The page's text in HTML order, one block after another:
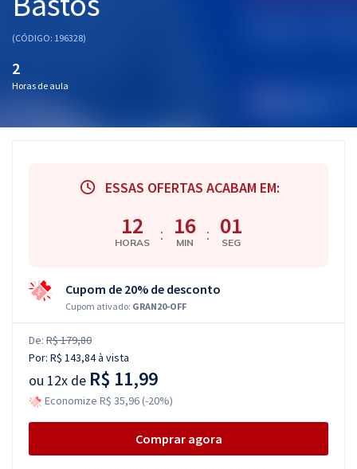
(CÓDIGO: 196328)
2
Horas de aula
ESSAS OFERTAS ACABAM EM:
12
HORAS : 16
MIN : 01
SEG
Cupom de 20% de desconto
Cupom ativado: GRAN20-OFF
De: R$ 179,80
Por: R$ 143,84à vista
ou 12x de R$ 11,99
Economize R$ 35,96 (-20%)
Comprar agora